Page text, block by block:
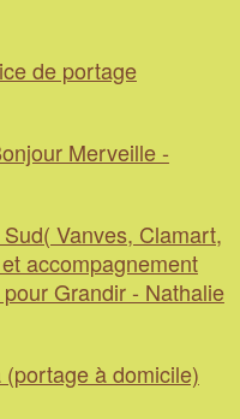
de portage
Merveille -
Vanves, Clamart,
accompagnement
Grandir - Nathalie
à domicile)